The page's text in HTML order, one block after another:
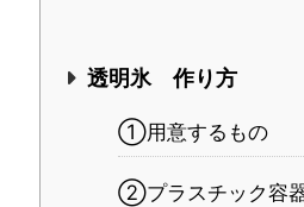
透明氷 作り方
①用意するもの
②プラスチック容